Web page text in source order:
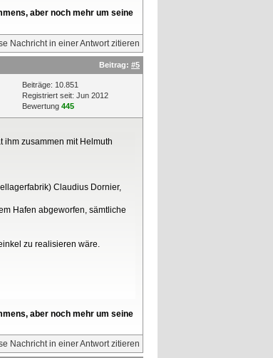
aber noch mehr um seine
Beitrag: #5
Beiträge: 10.851
Registriert seit: Jun 2012
Bewertung 445
ihm zusammen mit Helmuth
Claudius Dornier,
Hafen abgeworfen, sämtliche
zu realisieren wäre.
aber noch mehr um seine